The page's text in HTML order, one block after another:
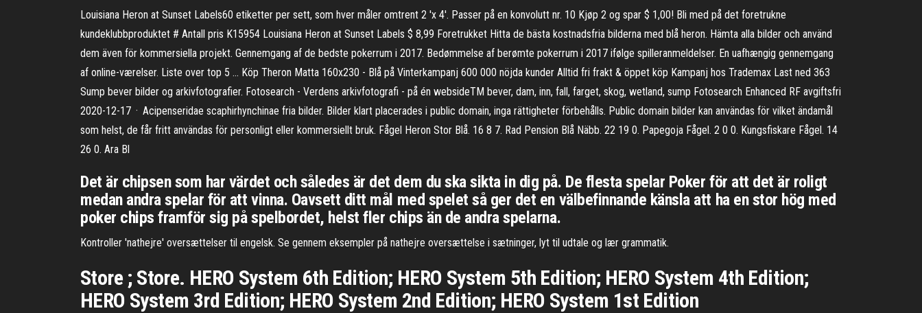
Louisiana Heron at Sunset Labels60 etiketter per sett, som hver måler omtrent 2 'x 4'. Passer på en konvolutt nr. 10 Kjøp 2 og spar $ 1,00! Bli med på det foretrukne
kundeklubbproduktet # Antall pris K15954 Louisiana Heron at Sunset Labels $ 8,99 Foretrukket Hitta de bästa kostnadsfria bilderna med blå heron. Hämta alla bilder och använd
dem även för kommersiella projekt. Gennemgang af de bedste pokerrum i 2017. Bedømmelse af berømte pokerrum i 2017 ifølge spilleranmeldelser. En uafhængig gennemgang
af online-værelser. Liste over top 5 … Köp Theron Matta 160x230 - Blå på Vinterkampanj 600 000 nöjda kunder Alltid fri frakt & öppet köp Kampanj hos Trademax Last ned 363
Sump bever bilder og arkivfotografier. Fotosearch - Verdens arkivfotografi - på én websideTM bever, dam, inn, fall, farget, skog, wetland, sump Fotosearch Enhanced RF avgiftsfri
2020-12-17 · Acipenseridae scaphirhynchinae fria bilder. Bilder klart placerades i public domain, inga rättigheter förbehålls. Public domain bilder kan användas för vilket ändamål
som helst, de får fritt användas för personligt eller kommersiellt bruk. Fågel Heron Stor Blå. 16 8 7. Rad Pension Blå Näbb. 22 19 0. Papegoja Fågel. 2 0 0. Kungsfiskare Fågel. 14
26 0. Ara Bl
Det är chipsen som har värdet och således är det dem du ska sikta in dig på. De flesta spelar Poker för att det är roligt
medan andra spelar för att vinna. Oavsett ditt mål med spelet så ger det en välbefinnande känsla att ha en stor hög med
poker chips framför sig på spelbordet, helst fler chips än de andra spelarna.
Kontroller 'nathejre' oversættelser til engelsk. Se gennem eksempler på nathejre oversættelse i sætninger, lyt til udtale og lær grammatik.
Store ; Store. HERO System 6th Edition; HERO System 5th Edition; HERO System 4th Edition;
HERO System 3rd Edition; HERO System 2nd Edition; HERO System 1st Edition